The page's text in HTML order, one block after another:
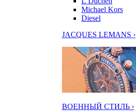
Michael Kors
Diesel
JACQUES LEMANS ›
ВОЕННЫЙ СТИЛЬ ›